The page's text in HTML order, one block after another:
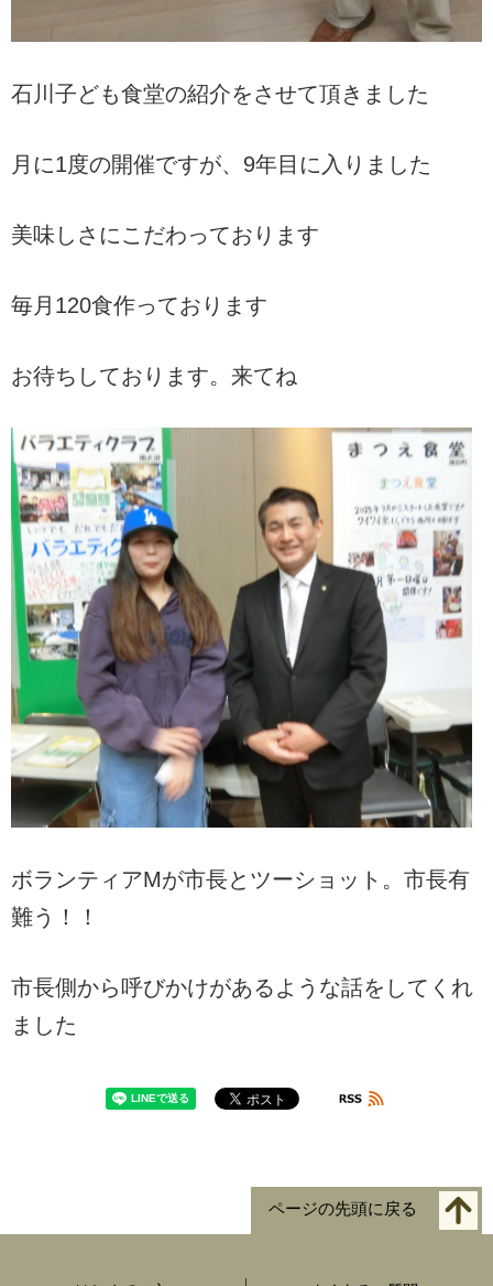
石川子ども食堂の紹介をさせて頂きました
月に1度の開催ですが、9年目に入りました
美味しさにこだわっております
毎月120食作っております
お待ちしております。来てね
ボランティアMが市長とツーショット。市長有
難う！！
市長側から呼びかけがあるような話をしてくれ
ました
ページの先頭に戻る